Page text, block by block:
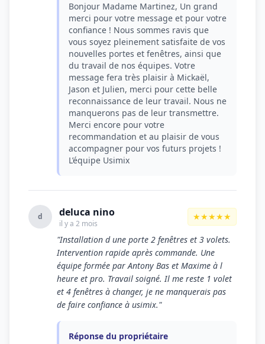
Bonjour Madame Martinez, Un grand
merci pour votre message et pour votre
confiance ! Nous sommes ravis que
vous soyez pleinement satisfaite de vos
nouvelles portes et fenêtres, ainsi que
du travail de nos équipes. Votre
message fera très plaisir à Mickaël,
Jason et Julien, merci pour cette belle
reconnaissance de leur travail. Nous ne
manquerons pas de leur transmettre.
Merci encore pour votre
recommandation et au plaisir de vous
accompagner pour vos futurs projets !
L’équipe Usimix
d deluca nino
il y a 2 mois
★★★★★
"Installation d une porte 2 fenêtres et 3 volets.
Intervention rapide après commande. Une
équipe formée par Antony Bas et Maxime à l
heure et pro. Travail soigné. Il me reste 1 volet
et 4 fenêtres à changer, je ne manquerais pas
de faire confiance à usimix."
Réponse du propriétaire